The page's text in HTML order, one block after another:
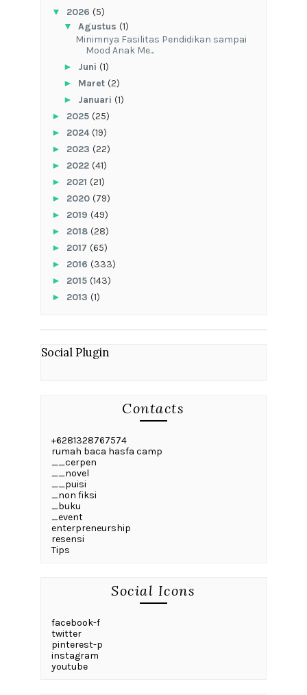
▼ 2026 (5)
▼ Agustus (1)
‎Minimnya Fasilitas Pendidikan sampai
Mood Anak Me...
► Juni (1)
► Maret (2)
► Januari (1)
► 2025 (25)
► 2024(19)
► 2023 (22)
► 2022 (41)
► 2021 (21)
► 2020 (79)
► 2019 (49)
► 2018 (28)
► 2017 (65)
► 2016 (333)
► 2015 (143)
► 2013 (1)
Social Plugin
Contacts
+6281328767574
rumah baca hasfa camp
__cerpen
__novel
__puisi
_non fiksi
_buku
_event
enterpreneurship
resensi
Tips
Social Icons
facebook-f
twitter
pinterest-p
instagram
youtube